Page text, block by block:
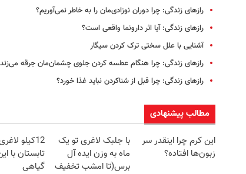
رازهای زندگی: چرا دوران نوزادی‌مان را به خاطر نمی‌آوریم؟
رازهای زندگی: آیا اثر دارونما واقعی است؟
آشنایی با علل سختی ترک کردن سیگار
رازهای زندگی: چرا هنگام عطسه کردن جلوی چشمان‌مان جرقه
رازهای زندگی: چرا قبل از شناکردن نباید غذا خورد؟
مطالب پیشنهادی
این کرم چرا اینقدر سر
زبون‌ها افتاده؟
با جلبک لاغری تو یک
ماه به وزن ایده آل
برس(تا امشب تخفیف
12کیلو
تابستان با
گیاهی